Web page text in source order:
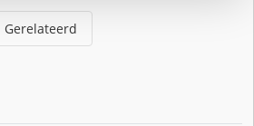
Gerelateerd